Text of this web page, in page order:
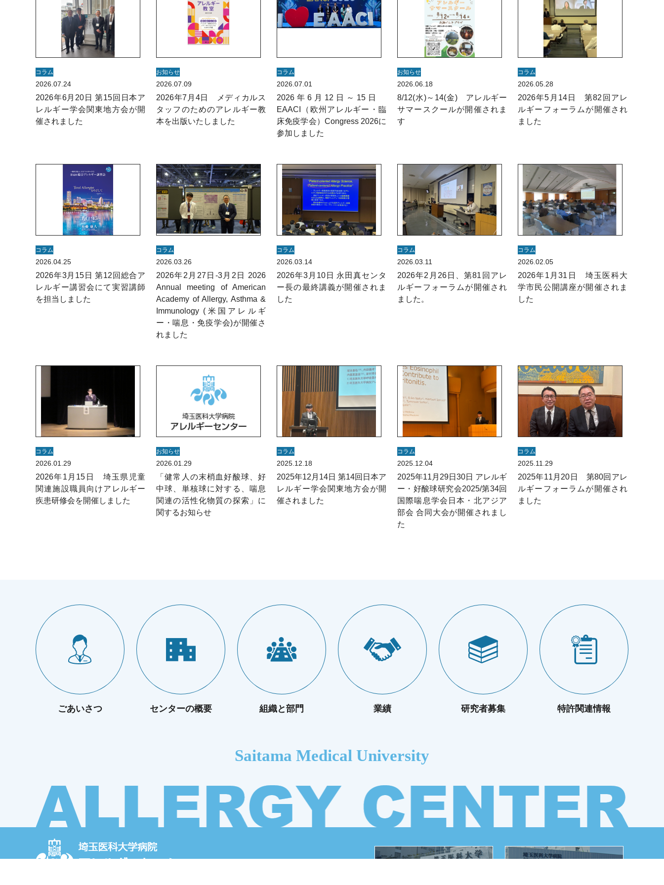
コラム
2026.07.24
2026年6月20日 第15回日本ア
レルギー学会関東地方会が開
催されました
お知らせ
2026.07.09
2026年7月4日 メディカルス
タッフのためのアレルギー教
本を出版いたしました
コラム
2026.07.01
2026年6月12日～15日
EAACI（欧州アレルギー・臨
床免疫学会）Congress 2026に
参加しました
お知らせ
2026.06.18
8/12(水)～14(金) アレルギー
サマースクールが開催されま
す
コラム
2026.05.28
2026年5月14日 第82回アレ
ルギーフォーラムが開催され
ました
コラム
2026.04.25
2026年3月15日 第12回総合ア
レルギー講習会にて実習講師
を担当しました
コラム
2026.03.26
2026年2月27日-3月2日 2026
Annual meeting of American
Academy of Allergy, Asthma &
Immunology (米国アレルギ
ー・喘息・免疫学会)が開催さ
れました
コラム
2026.03.14
2026年3月10日 永田真センタ
ー長の最終講義が開催されま
した
コラム
2026.03.11
2026年2月26日、第81回アレ
ルギーフォーラムが開催され
ました。
コラム
2026.02.05
2026年1月31日 埼玉医科大
学市民公開講座が開催されま
した
コラム
2026.01.29
2026年1月15日 埼玉県児童
関連施設職員向けアレルギー
疾患研修会を開催しました
お知らせ
2026.01.29
「健常人の末梢血好酸球、好
中球、単核球に対する、喘息
関連の活性化物質の探索」に
関するお知らせ
コラム
2025.12.18
2025年12月14日 第14回日本ア
レルギー学会関東地方会が開
催されました
コラム
2025.12.04
2025年11月29日30日 アレルギ
ー・好酸球研究会2025/第34回
国際喘息学会日本・北アジア
部会 合同大会が開催されまし
た
コラム
2025.11.29
2025年11月20日 第80回アレ
ルギーフォーラムが開催され
ました
ごあいさつ センターの概要 組織と部門 業績 研究者募集 特許関連情報
Saitama Medical University